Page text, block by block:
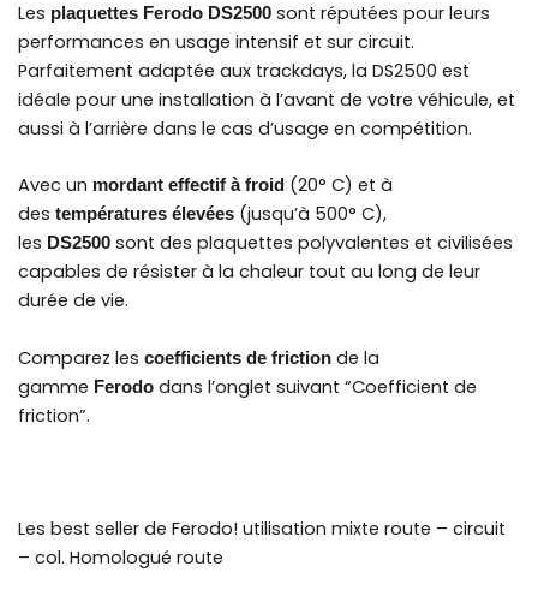
Les plaquettes Ferodo DS2500 sont réputées pour leurs
performances en usage intensif et sur circuit.
Parfaitement adaptée aux trackdays, la DS2500 est
idéale pour une installation à l’avant de votre véhicule, et
aussi à l’arrière dans le cas d’usage en compétition.
Avec un mordant effectif à froid (20° C) et à
des températures élevées (jusqu’à 500° C),
les DS2500 sont des plaquettes polyvalentes et civilisées
capables de résister à la chaleur tout au long de leur
durée de vie.
Comparez les coefficients de friction de la
gamme Ferodo dans l’onglet suivant “Coefficient de
friction”.
Les best seller de Ferodo! utilisation mixte route – circuit
– col. Homologué route